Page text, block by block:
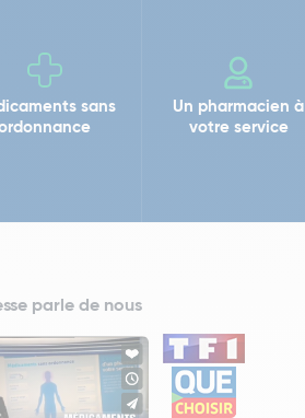
sans
Un pharmacien à
votre service
parle de nous